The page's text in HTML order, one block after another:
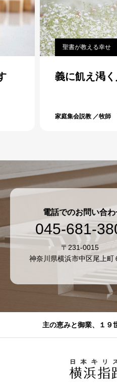
聖書が教える幸せ
義に飢え渇
家庭集会説教 ／牧師
電話でのお問い合わ
045-681-
〒231-0015
神奈川県横浜市中区尾上町
主の恵みと御業、１９